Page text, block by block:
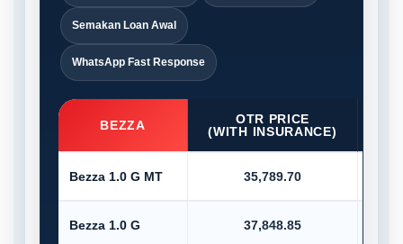
Semakan Loan Awal
WhatsApp Fast Response
BEZZA
OTR PRICE
(WITH INSURANCE)
Bezza 1.0 G MT 35,789.70
Bezza 1.0 G 37,848.85